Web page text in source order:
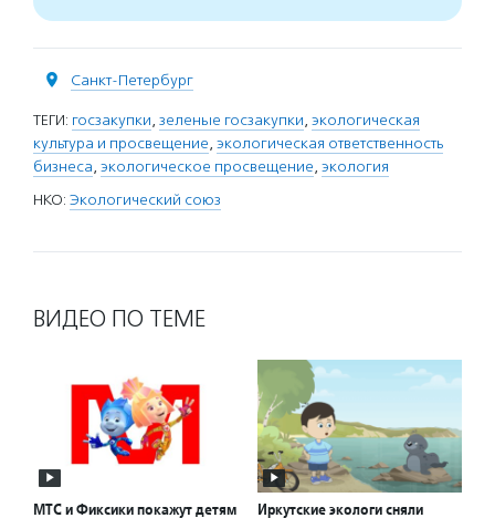
Санкт-Петербург
ТЕГИ: госзакупки, зеленые госзакупки, экологическая
культура и просвещение, экологическая ответственность
бизнеса, экологическое просвещение, экология
НКО: Экологический союз
ВИДЕО ПО ТЕМЕ
МТС и Фиксики покажут детям
Иркутские экологи сняли